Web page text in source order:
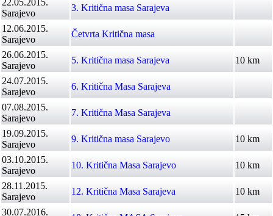
Sarajevo
3. Kritična masa Sarajeva
12.06.2015.
Sarajevo
Četvrta Kritična masa
26.06.2015.
Sarajevo
5. Kritična masa Sarajeva
10 km
24.07.2015.
Sarajevo
6. Kritična Masa Sarajeva
07.08.2015.
Sarajevo
7. Kritična Masa Sarajeva
19.09.2015.
Sarajevo
9. Kritična masa Sarajevo
10 km
03.10.2015.
Sarajevo
10. Kritična Masa Sarajevo
10 km
28.11.2015.
Sarajevo
12. Kritična Masa Sarajeva
10 km
30.07.2016.